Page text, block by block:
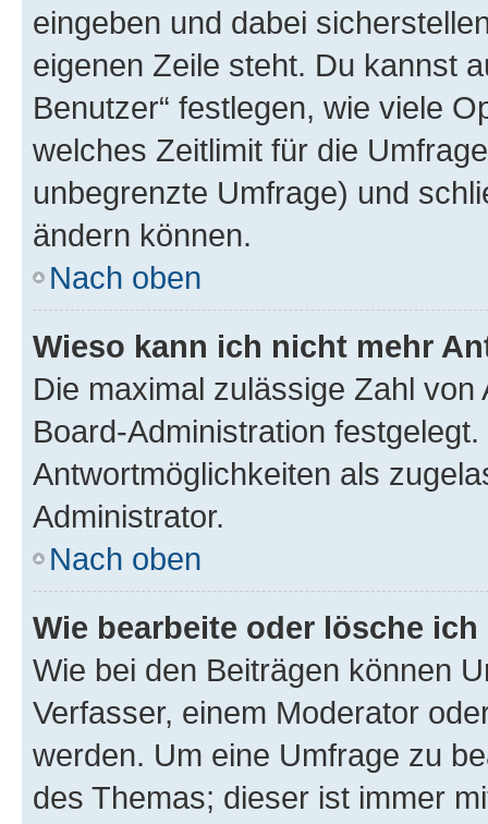
eingeben und dabei
eigenen Zeile steht. Du kannst
Benutzer“ festlegen, wie viele
welches Zeitlimit für die
unbegrenzte Umfrage) und
ändern können.
Nach oben
Wieso kann ich nicht mehr
Die maximal zulässige Zahl
Board-Administration
Antwortmöglichkeiten als
Administrator.
Nach oben
Wie bearbeite oder lösche
Wie bei den Beiträgen können
Verfasser, einem Moderator
werden. Um eine Umfrage zu
des Themas; dieser ist immer